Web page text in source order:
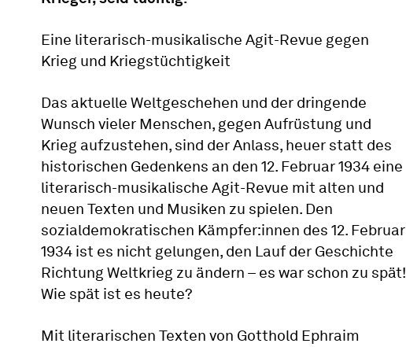
Eine literarisch-musikalische Agit-Revue gegen
Krieg und Kriegstüchtigkeit
Das aktuelle Weltgeschehen und der dringende
Wunsch vieler Menschen, gegen Aufrüstung und
Krieg aufzustehen, sind der Anlass, heuer statt des
historischen Gedenkens an den 12. Februar 1934 eine
literarisch-musikalische Agit-Revue mit alten und
neuen Texten und Musiken zu spielen. Den
sozialdemokratischen Kämpfer:innen des 12. Februar
1934 ist es nicht gelungen, den Lauf der Geschichte
Richtung Weltkrieg zu ändern – es war schon zu spät!
Wie spät ist es heute?
Mit literarischen Texten von Gotthold Ephraim